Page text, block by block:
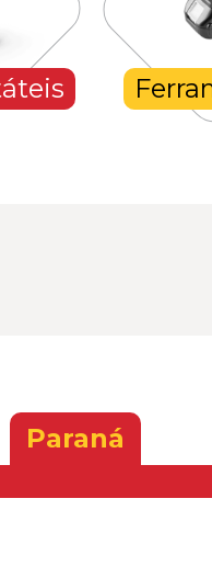
Paraná